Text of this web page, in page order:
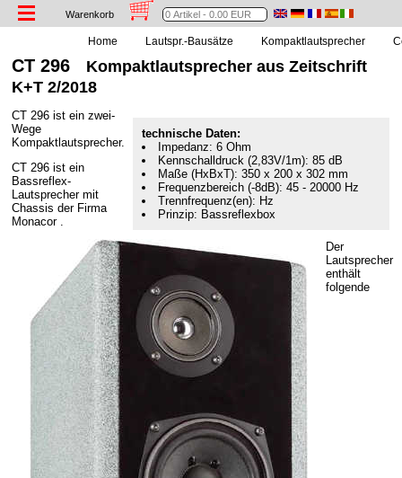
Warenkorb
Home Lautspr.-Bausätze Kompaktlautsprecher
CT 296 Kompaktlautsprecher aus Zeitschrift
K+T 2/2018
technische Daten:
Impedanz: 6 Ohm
Kennschalldruck (2,83V/1m): 85 dB
Maße (HxBxT): 350 x 200 x 302 mm
Frequenzbereich (-8dB): 45 - 20000 Hz
Trennfrequenz(en): Hz
Prinzip: Bassreflexbox
CT 296 ist ein zwei-
Wege
Kompaktlautsprecher.
CT 296 ist ein
Bassreflex-
Lautsprecher mit
Chassis der Firma
Monacor .
Der
Lautsprecher
enthält
folgende